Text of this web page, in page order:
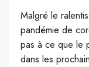
Malgré le
pandémie de
pas à ce que le
dans les